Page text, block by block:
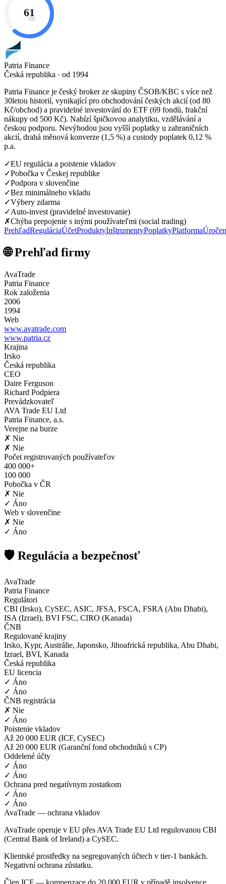
61
/ 100
Patria Finance
Česká republika · od 1994
Patria Finance je český broker ze skupiny ČSOB/KBC s více než
30letou historií, vynikající pro obchodování českých akcií (od 80
Kč/obchod) a pravidelné investování do ETF (69 fondů, frakční
nákupy od 500 Kč). Nabízí špičkovou analytiku, vzdělávání a
českou podporu. Nevýhodou jsou vyšší poplatky u zahraničních
akcií, drahá měnová konverze (1,5 %) a custody poplatek 0,12 %
p.a.
✓EU regulácia a poistenie vkladov
✓Pobočka v Českej republike
✓Podpora v slovenčine
✓Bez minimálneho vkladu
✓Výbery zdarma
✓Auto-invest (pravidelné investovanie)
✗Chýba prepojenie s inými používateľmi (social trading)
PrehľadReguláciaÚčetProduktyInštrumentyPoplatkyPlatforma
🌐 Prehľad firmy
AvaTrade
Patria Finance
Rok založenia
2006
1994
Web
www.avatrade.com
www.patria.cz
Krajina
Irsko
Česká republika
CEO
Daire Ferguson
Richard Podpiera
Prevádzkovateľ
AVA Trade EU Ltd
Patria Finance, a.s.
Verejne na burze
✗ Nie
✗ Nie
Počet registrovaných používateľov
400 000+
100 000
Pobočka v ČR
✗ Nie
✓ Áno
Web v slovenčine
✗ Nie
✓ Áno
🛡️ Regulácia a bezpečnosť
AvaTrade
Patria Finance
Regulátori
CBI (Irsko), CySEC, ASIC, JFSA, FSCA, FSRA (Abu Dhabi),
ISA (Izrael), BVI FSC, CIRO (Kanada)
ČNB
Regulované krajiny
Irsko, Kypr, Austrálie, Japonsko, Jihoafrická republika, Abu Dhabi,
Izrael, BVI, Kanada
Česká republika
EU licencia
✓ Áno
✓ Áno
ČNB registrácia
✗ Nie
✓ Áno
Poistenie vkladov
Až 20 000 EUR (ICF, CySEC)
Až 20 000 EUR (Garanční fond obchodníků s CP)
Oddelené účty
✓ Áno
✓ Áno
Ochrana pred negatívnym zostatkom
✓ Áno
✓ Áno
AvaTrade — ochrana vkladov
AvaTrade operuje v EU přes AVA Trade EU Ltd regulovanou CBI
(Central Bank of Ireland) a CySEC.
Klientské prostředky na segregovaných účtech v tier-1 bankách.
Negativní ochrana zůstatku.
Člen ICF — kompenzace do 20 000 EUR v případě insolvence.